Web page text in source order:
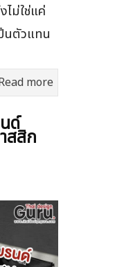
ไม่ใช่แค่
นตัวแทน
more
ด์
สสิก